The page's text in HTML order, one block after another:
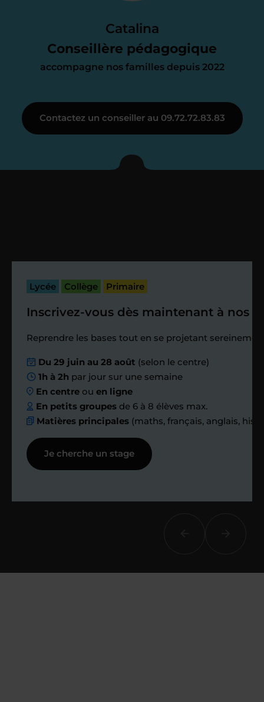
Catalina
Conseillère pédagogique
accompagne nos familles depuis 2022
parfait. À partir de maintenant nous
nous occupons de tout.
Je vous présente votre
enseignant sous 72
passé.
Étape 4
Nous planifions
ensemble des
échanges réguliers
Afin de suivre le travail et les progrès
réalisés, votre enseignant et moi-
même vous proposons des points et
Contactez un conseiller au 09.72.72.83.83
Lycée Collège Primaire
Inscrivez-vous dès maintenant à nos
Reprendre les bases tout en se projetant
Du 29 juin au 28 août (selon le centre)
1h à 2h par jour sur une semaine
En centre ouen ligne
En petits groupes de 6 à 8 élèves max.
Matières principales (maths, français, anglais,
Je cherche un stage